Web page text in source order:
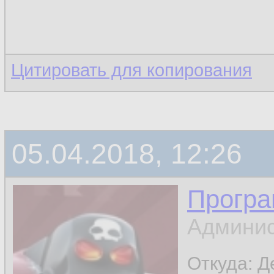
Цитировать для копирования
05.04.2018, 12:26
Откуда: